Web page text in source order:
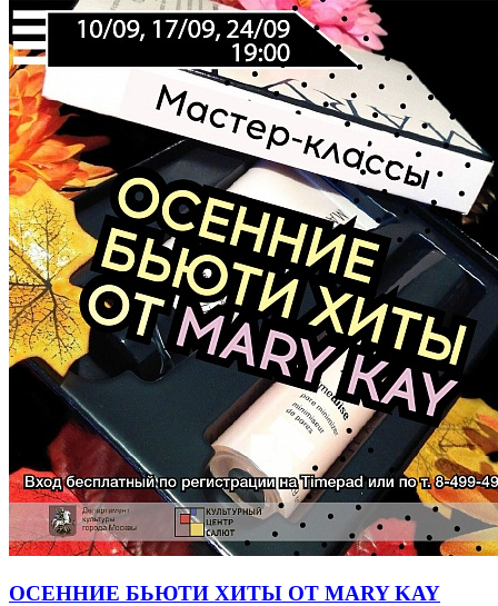
ОСЕННИЕ БЬЮТИ ХИТЫ ОТ MARY KAY